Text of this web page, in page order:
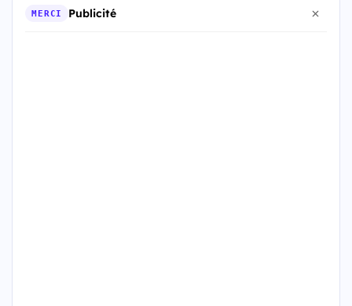
MERCI Publicité